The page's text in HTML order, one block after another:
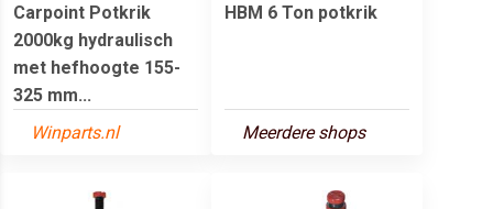
Carpoint Potkrik
2000kg hydraulisch
met hefhoogte 155-
325 mm...
Winparts.nl
HBM 6 Ton potkrik
Meerdere shops